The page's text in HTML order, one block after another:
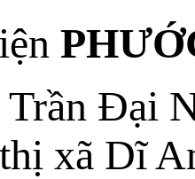
Trần Đại
xã Dĩ